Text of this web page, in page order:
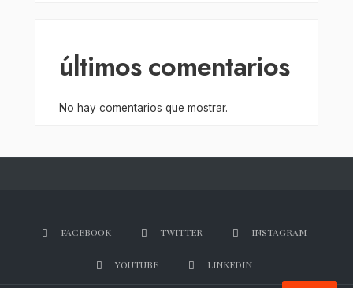
últimos comentarios
No hay comentarios que mostrar.
FACEBOOK TWITTER INSTAGRAM
YOUTUBE LINKEDIN